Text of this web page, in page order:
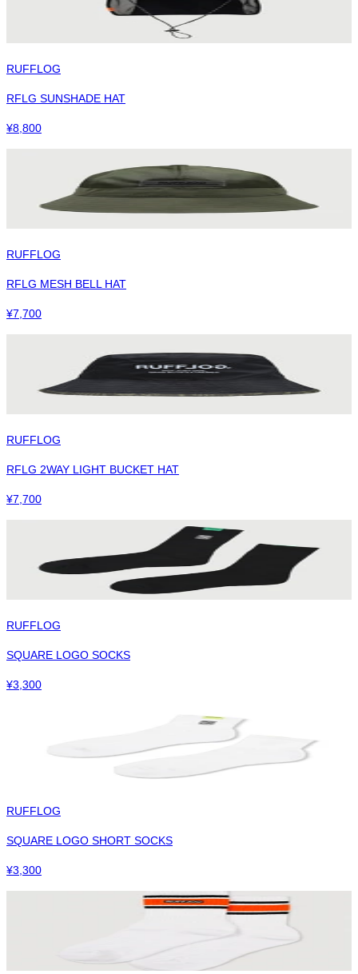
RUFFLOG
RFLG SUNSHADE HAT
¥8,800
RUFFLOG
RFLG MESH BELL HAT
¥7,700
RUFFLOG
RFLG 2WAY LIGHT BUCKET HAT
¥7,700
RUFFLOG
SQUARE LOGO SOCKS
¥3,300
RUFFLOG
SQUARE LOGO SHORT SOCKS
¥3,300